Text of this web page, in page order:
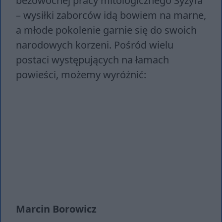
– wysiłki zaborców idą bowiem na marne,
a młode pokolenie garnie się do swoich
narodowych korzeni. Pośród wielu
postaci występujących na łamach
powieści, możemy wyróżnić:
Marcin Borowicz